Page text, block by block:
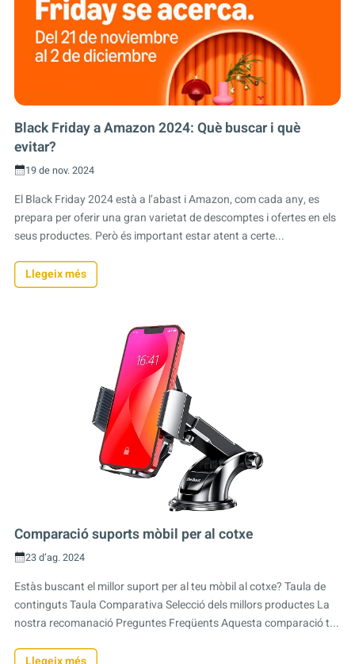
Black Friday a Amazon 2024: Què buscar i què
evitar?
19 de nov. 2024
El Black Friday 2024 està a l’abast i Amazon, com cada any, es
prepara per oferir una gran varietat de descomptes i ofertes en els
seus productes. Però és important estar atent a certe...
Llegeix més
Comparació suports mòbil per al cotxe
23 d’ag. 2024
Estàs buscant el millor suport per al teu mòbil al cotxe? Taula de
continguts Taula Comparativa Selecció dels millors productes La
nostra recomanació Preguntes Freqüents Aquesta comparació t...